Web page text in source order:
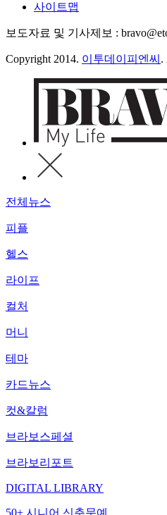
사이트맵
보도자료 및 기사제보 :
Copyright 2014. 이투데이피엔씨 .
전체뉴스
피플
헬스
라이프
컬처
머니
테마
카드뉴스
컷&칼럼
브라보스페셜
브라보리포트
DIGITAL LIBRARY